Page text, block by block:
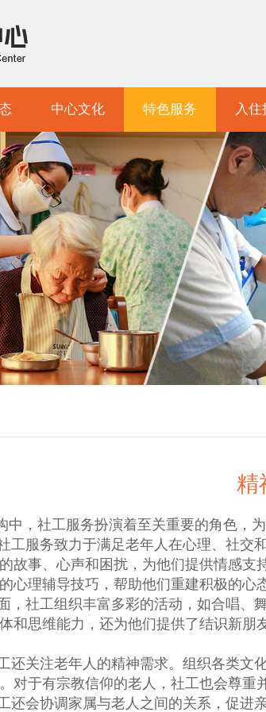
中心文化 特色服务 入住
精
中，社工服务扮演着至关重要的角色，
工服务致力于满足老年人在心理、社交
故事、心声和困扰，为他们提供情感
心理辅导技巧，帮助他们重建积极的心
，社工组织丰富多彩的活动，如合唱、
和思维能力，还为他们提供了结识新
还关注老年人的精神需求。组织各类文
对于有宗教信仰的老人，社工也会尊重
还会协调家属与老人之间的关系，促进